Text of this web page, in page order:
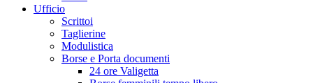
Ufficio
Scrittoi
Taglierine
Modulistica
Borse e Porta documenti
24 ore Valigetta